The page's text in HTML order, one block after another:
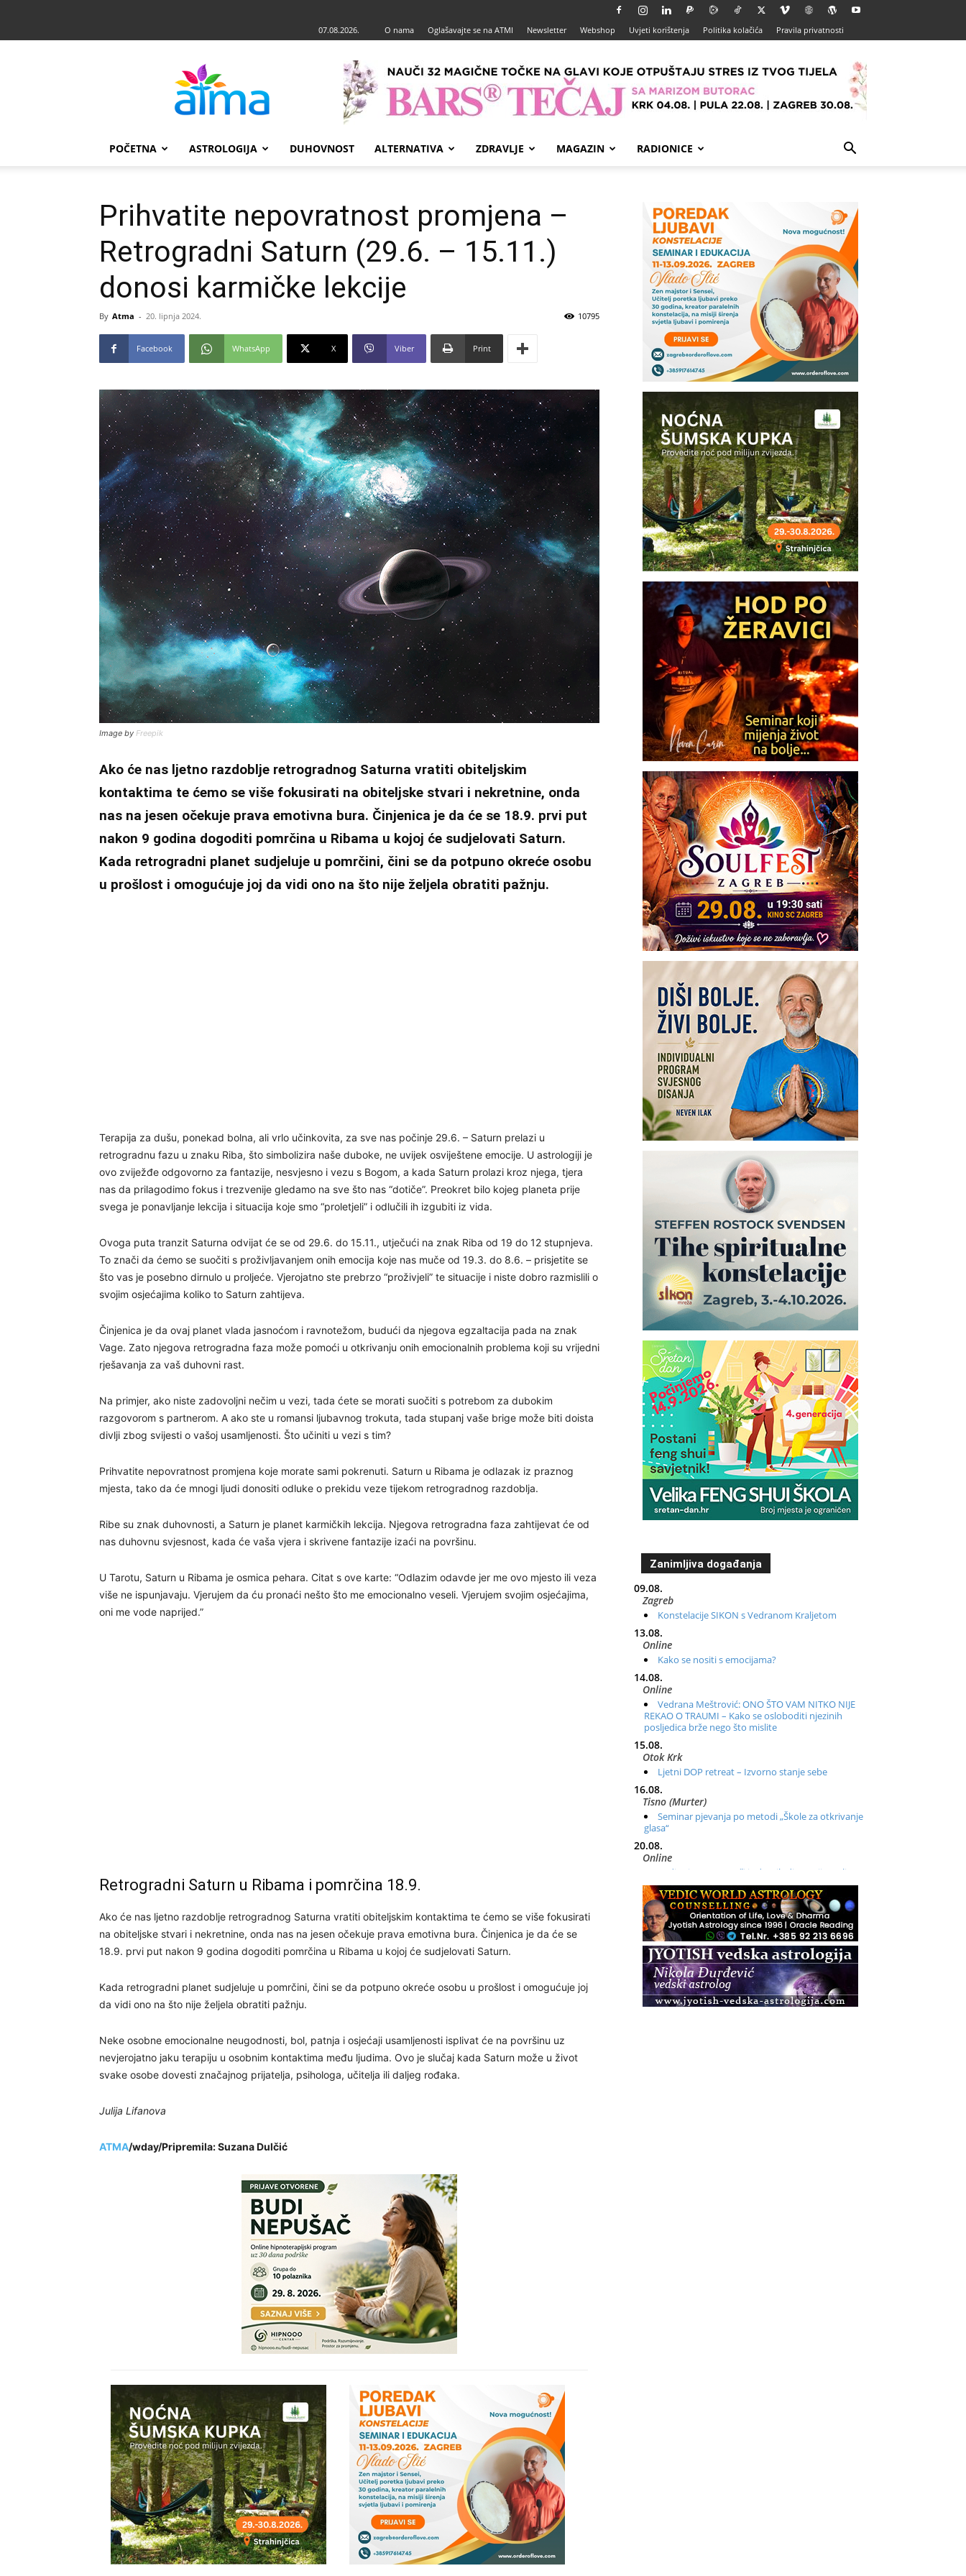
07.08.2026. O nama Oglašavajte se na ATMI Newsletter Webshop Uvjeti korištenja Politika kolačića Pravila privatnosti
POČETNA ASTROLOGIJA DUHOVNOST ALTERNATIVA ZDRAVLJE MAGAZIN RADIONICE
Prihvatite nepovratnost promjena –
Retrogradni Saturn (29.6. – 15.11.)
donosi karmičke lekcije
By Atma - 20. lipnja 2024. 10795
Facebook WhatsApp X Viber Print
Image by Freepik
Ako će nas ljetno razdoblje retrogradnog Saturna vratiti obiteljskim
kontaktima te ćemo se više fokusirati na obiteljske stvari i nekretnine, onda
nas na jesen očekuje prava emotivna bura. Činjenica je da će se 18.9. prvi put
nakon 9 godina dogoditi pomrčina u Ribama u kojoj će sudjelovati Saturn.
Kada retrogradni planet sudjeluje u pomrčini, čini se da potpuno okreće osobu
u prošlost i omogućuje joj da vidi ono na što nije željela obratiti pažnju.
Terapija za dušu, ponekad bolna, ali vrlo učinkovita, za sve nas počinje 29.6. – Saturn prelazi u
retrogradnu fazu u znaku Riba, što simbolizira naše duboke, ne uvijek osviještene emocije. U astrologiji je
ovo zviježđe odgovorno za fantazije, nesvjesno i vezu s Bogom, a kada Saturn prolazi kroz njega, tjera
nas da prilagodimo fokus i trezvenije gledamo na sve što nas “dotiče”. Preokret bilo kojeg planeta prije
svega je ponavljanje lekcija i situacija koje smo “proletjeli” i odlučili ih izgubiti iz vida.
Ovoga puta tranzit Saturna odvijat će se od 29.6. do 15.11., utječući na znak Riba od 19 do 12 stupnjeva.
To znači da ćemo se suočiti s proživljavanjem onih emocija koje nas muče od 19.3. do 8.6. – prisjetite se
što vas je posebno dirnulo u proljeće. Vjerojatno ste prebrzo “proživjeli” te situacije i niste dobro razmislili o
svojim osjećajima koliko to Saturn zahtijeva.
Činjenica je da ovaj planet vlada jasnoćom i ravnotežom, budući da njegova egzaltacija pada na znak
Vage. Zato njegova retrogradna faza može pomoći u otkrivanju onih emocionalnih problema koji su vrijedni
rješavanja za vaš duhovni rast.
Na primjer, ako niste zadovoljni nečim u vezi, tada ćete se morati suočiti s potrebom za dubokim
razgovorom s partnerom. A ako ste u romansi ljubavnog trokuta, tada stupanj vaše brige može biti doista
divlji zbog svijesti o vašoj usamljenosti. Što učiniti u vezi s tim?
Prihvatite nepovratnost promjena koje morate sami pokrenuti. Saturn u Ribama je odlazak iz praznog
mjesta, tako da će mnogi ljudi donositi odluke o prekidu veze tijekom retrogradnog razdoblja.
Ribe su znak duhovnosti, a Saturn je planet karmičkih lekcija. Njegova retrogradna faza zahtijevat će od
nas duhovnu svjesnost, kada će vaša vjera i skrivene fantazije izaći na površinu.
U Tarotu, Saturn u Ribama je osmica pehara. Citat s ove karte: “Odlazim odavde jer me ovo mjesto ili veza
više ne ispunjavaju. Vjerujem da ću pronaći nešto što me emocionalno veseli. Vjerujem svojim osjećajima,
oni me vode naprijed.”
Retrogradni Saturn u Ribama i pomrčina 18.9.
Ako će nas ljetno razdoblje retrogradnog Saturna vratiti obiteljskim kontaktima te ćemo se više fokusirati
na obiteljske stvari i nekretnine, onda nas na jesen očekuje prava emotivna bura. Činjenica je da će se
18.9. prvi put nakon 9 godina dogoditi pomrčina u Ribama u kojoj će sudjelovati Saturn.
Kada retrogradni planet sudjeluje u pomrčini, čini se da potpuno okreće osobu u prošlost i omogućuje joj
da vidi ono na što nije željela obratiti pažnju.
Neke osobne emocionalne neugodnosti, bol, patnja i osjećaji usamljenosti isplivat će na površinu uz
nevjerojatno jaku terapiju u osobnim kontaktima među ljudima. Ovo je slučaj kada Saturn može u život
svake osobe dovesti značajnog prijatelja, psihologa, učitelja ili daljeg rođaka.
Julija Lifanova
ATMA/wday/Pripremila: Suzana Dulčić
Zanimljiva događanja
09.08.
Zagreb
Konstelacije SIKON s Vedranom Kraljetom
13.08.
Online
Kako se nositi s emocijama?
14.08.
Online
Vedrana Meštrović: ONO ŠTO VAM NITKO NIJE
REKAO O TRAUMI – Kako se osloboditi njezinih
posljedica brže nego što mislite
15.08.
Otok Krk
Ljetni DOP retreat – Izvorno stanje sebe
16.08.
Tisno (Murter)
Seminar pjevanja po metodi „Škole za otkrivanje
glasa“
20.08.
Online
Radionica: Pomagači iz drugih dimenzija Online –
otvoreno za sve
21.08.
Zagreb+Online
Osnovni ThetaHealing® tečaj, Zagreb i Online
22.08.
Pula
Access BARS®, otpusti stres
23.08.
Pula